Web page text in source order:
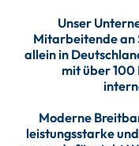
Unser
Mitarbeitende an
allein in
mit über
Moderne
leistungsstarke